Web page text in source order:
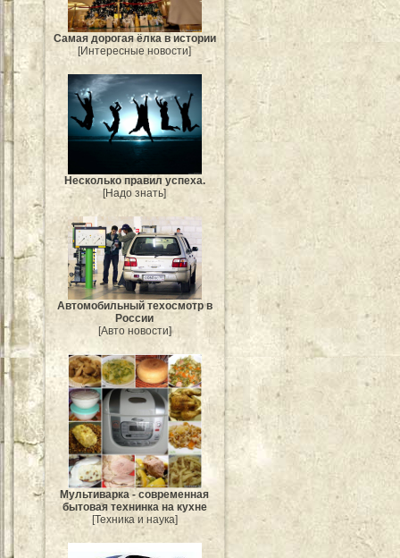
Самая дорогая ёлка в истории
[Интересные новости]
Несколько правил успеха.
[Надо знать]
Автомобильный техосмотр в
России
[Авто новости]
Мультиварка - современная
бытовая технинка на кухне
[Техника и наука]